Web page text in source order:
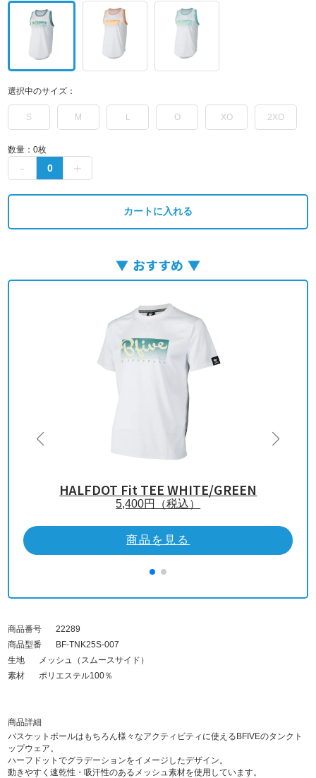
選択中のサイズ：
S M L O XO 2XO
数量：0枚
カートに入れる
おすすめ
HALFDOT Fit TEE WHITE/GREEN
5,400円（税込）
商品を見る
商品番号
22289
商品型番
BF-TNK25S-007
生地
メッシュ（スムースサイド）
素材
ポリエステル100％
商品詳細
バスケットボールはもちろん様々なアクティビティに使えるBFIVEのタンクト
ップウェア。
ハーフドットでグラデーションをイメージしたデザイン。
動きやすく速乾性・吸汗性のあるメッシュ素材を使用しています。